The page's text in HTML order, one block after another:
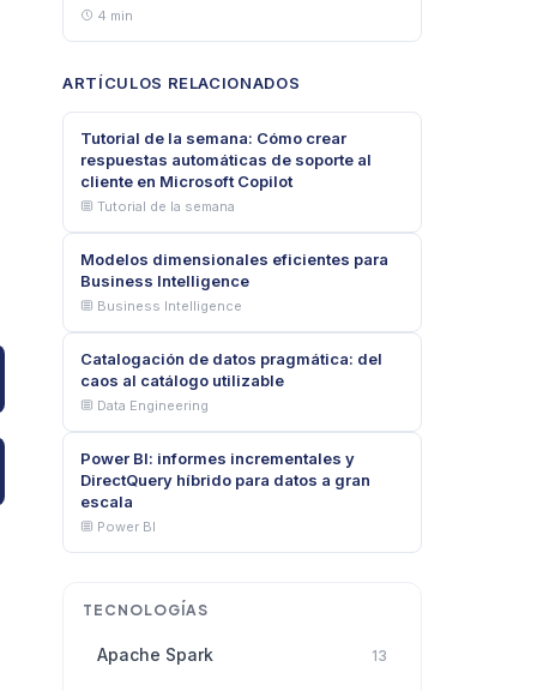
4 min
ARTÍCULOS RELACIONADOS
Tutorial de la semana: Cómo crear
respuestas automáticas de soporte al
cliente en Microsoft Copilot
Tutorial de la semana
Modelos dimensionales eficientes para
Business Intelligence
Business Intelligence
Catalogación de datos pragmática: del
caos al catálogo utilizable
Data Engineering
Power BI: informes incrementales y
DirectQuery híbrido para datos a gran
escala
Power BI
TECNOLOGÍAS
Apache Spark 13